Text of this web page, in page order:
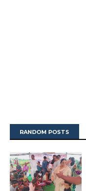
RANDOM POSTS